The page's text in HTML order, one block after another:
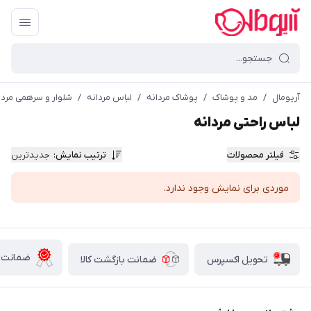
آریومال / مد و پوشاک / پوشاک مردانه / لباس مردانه / شلوار و سرهمی
لباس راحتی مردانه
فیلتر محصولات ترتیب نمایش: جدیدترین
موردی برای نمایش وجود ندارد.
تحویل اکسپرس ضمانت بازگشت کالا ضمانت